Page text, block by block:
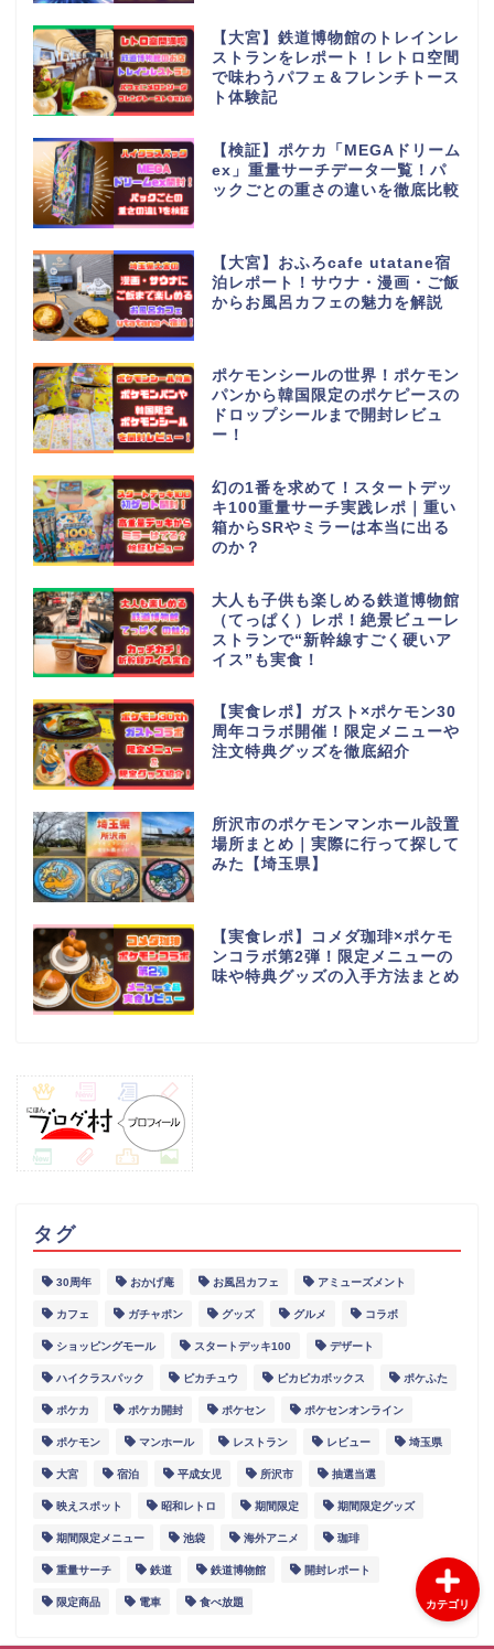
【大宮】鉄道博物館のトレインレ
ストランをレポート！レトロ空間
で味わうパフェ＆フレンチトース
ト体験記
【検証】ポケカ「MEGAドリーム
ex」重量サーチデータ一覧！パ
ックごとの重さの違いを徹底比較
【大宮】おふろcafe utatane宿
泊レポート！サウナ・漫画・ご飯
からお風呂カフェの魅力を解説
ポケモンシールの世界！ポケモン
パンから韓国限定のポケピースの
ドロップシールまで開封レビュ
ー！
幻の1番を求めて！スタートデッ
キ100重量サーチ実践レポ｜重い
箱からSRやミラーは本当に出る
のか？
大人も子供も楽しめる鉄道博物館
（てっぱく）レポ！絶景ビューレ
ストランで“新幹線すごく硬いア
イス”も実食！
【実食レポ】ガスト×ポケモン30
周年コラボ開催！限定メニューや
注文特典グッズを徹底紹介
所沢市のポケモンマンホール設置
場所まとめ｜実際に行って探して
みた【埼玉県】
【実食レポ】コメダ珈琲×ポケモ
ンコラボ第2弾！限定メニューの
味や特典グッズの入手方法まとめ
タグ
30周年 おかげ庵 お風呂カフェ アミューズメント
カフェ ガチャポン グッズ グルメ コラボ
ショッピングモール スタートデッキ100 デザート
ハイクラスパック ピカチュウ ピカピカボックス ポケふた
ポケカ ポケカ開封 ポケセン ポケセンオンライン
ポケモン マンホール レストラン レビュー 埼玉県
大宮 宿泊 平成女児 所沢市 抽選当選
映えスポット 昭和レトロ 期間限定 期間限定グッズ
期間限定メニュー 池袋 海外アニメ 珈琲
重量サーチ 鉄道 鉄道博物館 開封レポート
限定商品 電車 食べ放題 カテゴリ
グルメ
スポット
イベント
レポート